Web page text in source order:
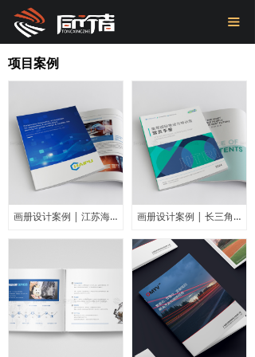
끀
首页
关于我们
新闻中心
联系我们
项目案例
画册设计案例 | 江苏海普新材料英文画册 画册设计案例 | 长三角先进材料研究院企业画册